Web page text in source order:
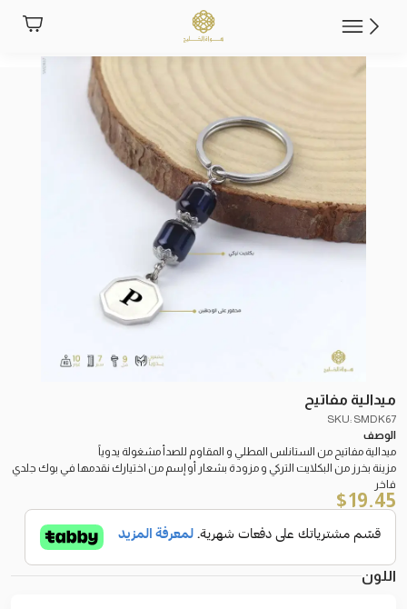
ميدالية مفاتيح
SKU: SMDK67
الوصف
ميدالية مفاتيح من الستانلس المطلي و المقاوم للصدأ مشغولة يدوياً
مزينة بخرز من البكلايت التركي و مزودة بشعار أو إسم من اختيارك نقدمها في بوك جلدي
فاخر
19.45
$
اللون